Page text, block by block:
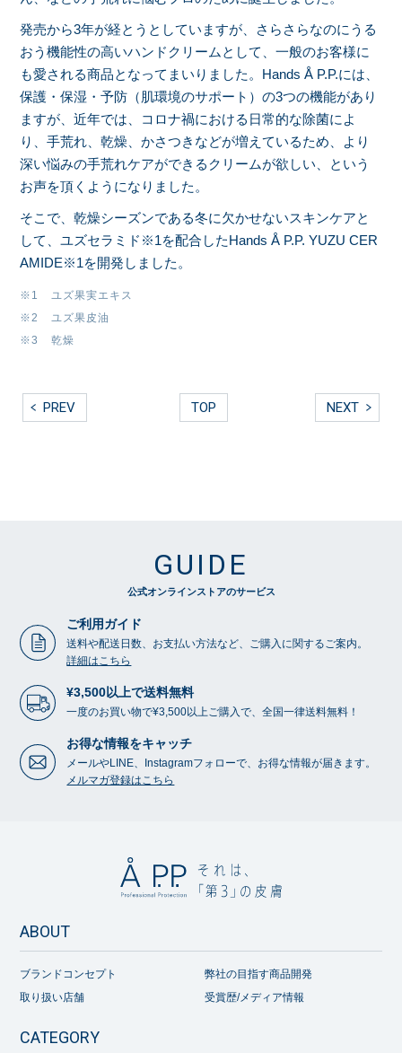
発売から3年が経とうとしていますが、さらさらなのにうる
おう機能性の高いハンドクリームとして、一般のお客様に
も愛される商品となってまいりました。Hands Å P.P.には、
保護・保湿・予防（肌環境のサポート）の3つの機能があり
ますが、近年では、コロナ禍における日常的な除菌によ
り、⼿荒れ、乾燥、かさつきなどが増えているため、より
深い悩みの手荒れケアができるクリームが欲しい、という
お声を頂くようになりました。
そこで、乾燥シーズンである冬に欠かせないスキンケアと
して、ユズセラミド※1を配合したHands Å P.P. YUZU CER
AMIDE※1を開発しました。
※1 ユズ果実エキス
※2 ユズ果皮油
※3 乾燥
PREV TOP NEXT
GUIDE
公式オンラインストアのサービス
ご利用ガイド
送料や配送日数、お支払い方法など、ご購入に関するご案内。
詳細はこちら
¥3,500以上で送料無料
一度のお買い物で¥3,500以上ご購入で、全国一律送料無料！
お得な情報をキャッチ
メールやLINE、Instagramフォローで、お得な情報が届きます。
メルマガ登録はこちら
ABOUT
ブランドコンセプト
弊社の目指す商品開発
取り扱い店舗
受賞歴/メディア情報
CATEGORY